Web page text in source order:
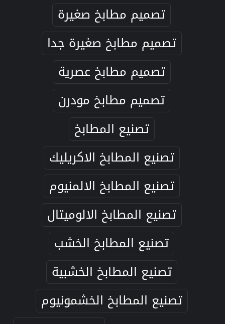
تصميم مطابخ صغيرة
تصميم مطابخ صغيرة جدا
تصميم مطابخ عصرية
تصميم مطابخ مودرن
تصنيع المطابخ
تصنيع المطابخ الاكريليك
تصنيع المطابخ الالمنيوم
تصنيع المطابخ الالوميتال
تصنيع المطابخ الخشب
تصنيع المطابخ الخشبية
تصنيع المطابخ الخشمونيوم